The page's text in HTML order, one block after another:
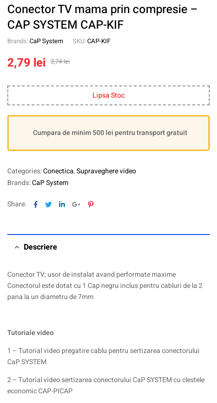
Conector TV mama prin compresie –
CAP SYSTEM CAP-KIF
Brands: CaP System SKU: CAP-KIF
3,74lei
2,79 lei
Lipsa Stoc
Cumpara de minim 500 lei pentru transport gratuit
Categories:Conectica,Supraveghere video
Brands:CaP System
Share: Facebook
TwitterLinkedinGoogle+Pinterest
Descriere
Conector TV; usor de instalat avand performate maxime
Conectorul este dotat cu 1 Cap negru inclus pentru cabluri de la 2
pana la un diametru de 7mm
Tutoriale video
1 – Tutorial video pregatire cablu pentru sertizarea conectorului
CaP SYSTEM
2 – Tutorial video sertizarea conectorului CaP SYSTEM cu clestele
economic CAP-PICAP